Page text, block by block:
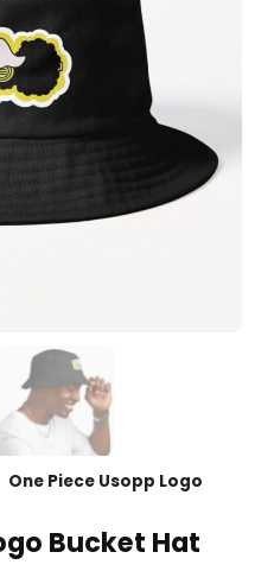
One Piece Usopp Logo
Bucket Hat